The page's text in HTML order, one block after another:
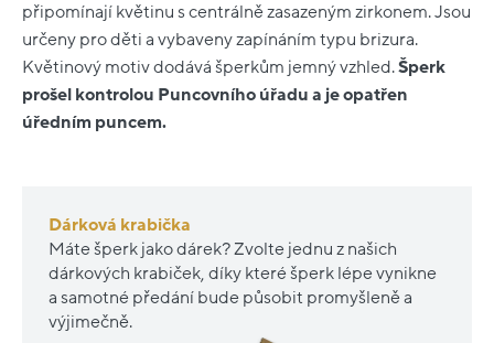
připomínají květinu s centrálně zasazeným zirkonem. Jsou
určeny pro děti a vybaveny zapínáním typu brizura.
Květinový motiv dodává šperkům jemný vzhled.Šperk
prošel kontrolou Puncovního úřadu a je opatřen
úředním puncem.
Dárková krabička
Máte šperk jako dárek? Zvolte jednu z našich
dárkových krabiček, díky které šperk lépe vynikne
a samotné předání bude působit promyšleně a
výjimečně.